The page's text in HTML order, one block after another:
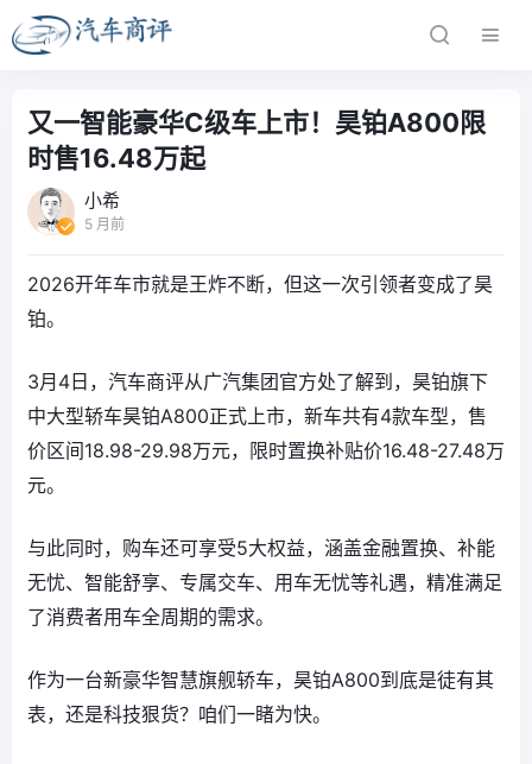
又一智能豪华C级车上市！昊铂A800限
时售16.48万起
小希
5 月前
2026开年车市就是王炸不断，但这一次引领者变成了昊
铂。
3月4日，汽车商评从广汽集团官方处了解到，昊铂旗下
中大型轿车昊铂A800正式上市，新车共有4款车型，售
价区间18.98-29.98万元，限时置换补贴价16.48-27.48万
元。
与此同时，购车还可享受5大权益，涵盖金融置换、补能
无忧、智能舒享、专属交车、用车无忧等礼遇，精准满足
了消费者用车全周期的需求。
作为一台新豪华智慧旗舰轿车，昊铂A800到底是徒有其
表，还是科技狠货？咱们一睹为快。